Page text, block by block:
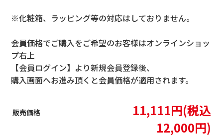
※化粧箱、ラッピング等の対応はしておりません。
会員価格でご購入をご希望のお客様はオンラインショッ
プ右上
【会員ログイン】より新規会員登録後、
購入画面へお進み頂くと会員価格が適用されます。
販売価格
11,111円(税込
12,000円)